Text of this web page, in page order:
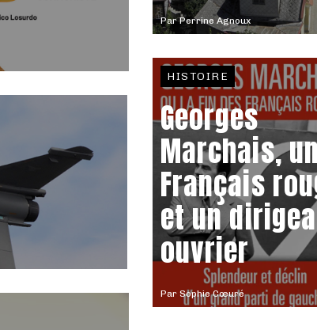
ParPerrine Agnoux
Par Sophie Cœuré
HISTOIRE
Georges
Marchais,
Français
et un
ouvrier